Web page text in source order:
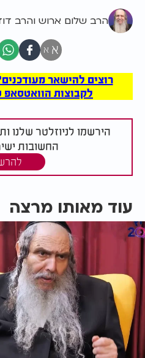
הרב שלום ארוש והרב
א א
רוצים להישאר
לקבוצות הוואטסאפ של
הירשמו לניוזלטר שלנו
החשובות
עוד מאותו מרצה